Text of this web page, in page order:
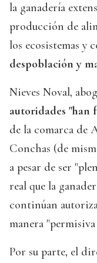
la ganadería
producción de
los ecosistemas y
despoblación y
Nieves Noval,
autoridades "han
de la comarca de
Conchas (de
a pesar de ser
real que la
continúan
manera
Por su parte, el